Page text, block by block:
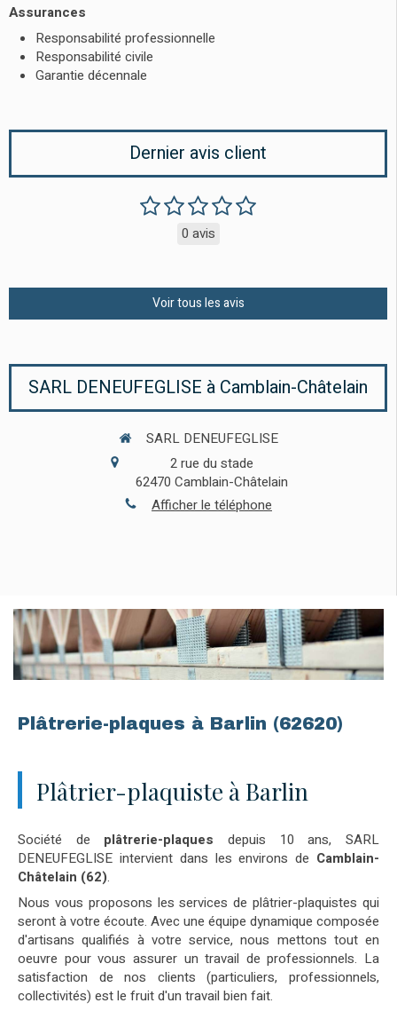
Assurances
Responsabilité professionnelle
Responsabilité civile
Garantie décennale
Dernier avis client
0 avis
Voir tous les avis
SARL DENEUFEGLISE à Camblain-Châtelain
SARL DENEUFEGLISE
2 rue du stade
62470 Camblain-Châtelain
Afficher le téléphone
Plâtrerie-plaques à Barlin (62620)
Plâtrier-plaquiste à Barlin
Société de plâtrerie-plaques depuis 10 ans, SARL
DENEUFEGLISE intervient dans les environs de Camblain-
Châtelain (62).
Nous vous proposons les services de plâtrier-plaquistes qui
seront à votre écoute. Avec une équipe dynamique composée
d'artisans qualifiés à votre service, nous mettons tout en
oeuvre pour vous assurer un travail de professionnels. La
satisfaction de nos clients (particuliers, professionnels,
collectivités) est le fruit d'un travail bien fait.